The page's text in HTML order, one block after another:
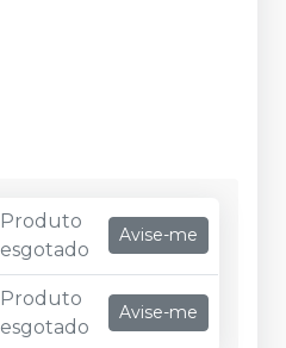
Produto
esgotado
Avise-me
Produto
esgotado
Avise-me